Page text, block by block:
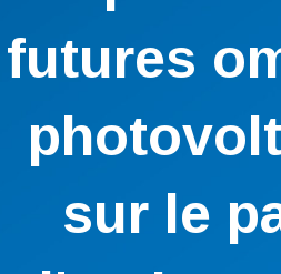
futures
sur le